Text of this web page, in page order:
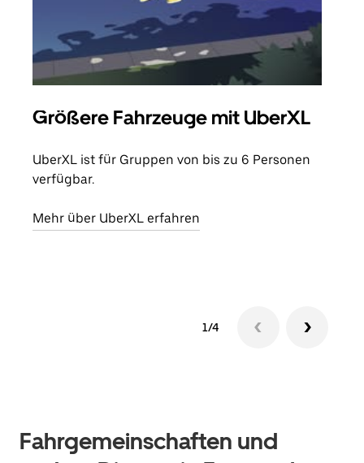
Größere Fahrzeuge mit UberXL
UberXL ist für Gruppen von bis zu 6 Personen
verfügbar.
Mehr über UberXL erfahren
1/4
Fahrgemeinschaften und